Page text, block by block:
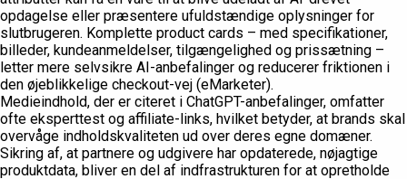
opdagelse eller præsentere ufuldstændige oplysninger for
slutbrugeren. Komplette product cards – med specifikationer,
billeder, kundeanmeldelser, tilgængelighed og prissætning –
letter mere selvsikre AI-anbefalinger og reducerer friktionen i
den øjeblikkelige checkout-vej (eMarketer).
Medieindhold, der er citeret i ChatGPT-anbefalinger, omfatter
ofte eksperttest og affiliate-links, hvilket betyder, at brands skal
overvåge indholdskvaliteten ud over deres egne domæner.
Sikring af, at partnere og udgivere har opdaterede, nøjagtige
produktdata, bliver en del af indfrastrukturen for at opretholde